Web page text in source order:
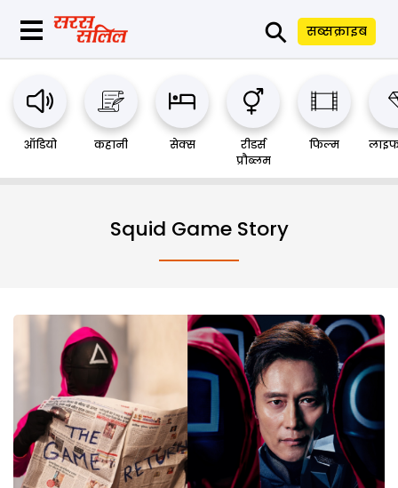
⚲ सब्सक्राइब
ऑडियो कहानी सेक्स
रीडर्स
प्रौब्लम
फिल्म
Squid Game Story